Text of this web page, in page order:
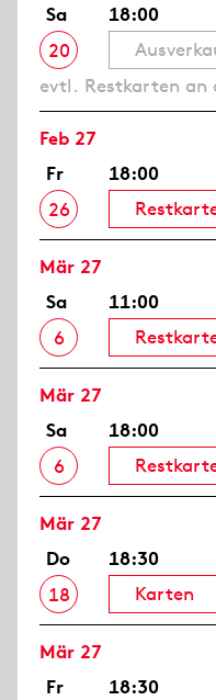
Sa
20
18:00
evtl. Restkarten an
Feb 27
Fr
26
18:00
Mär 27
Sa
6
11:00
Mär 27
Sa
6
18:00
Mär 27
Do
18
18:30
Karten
Mär 27
Fr
18:30